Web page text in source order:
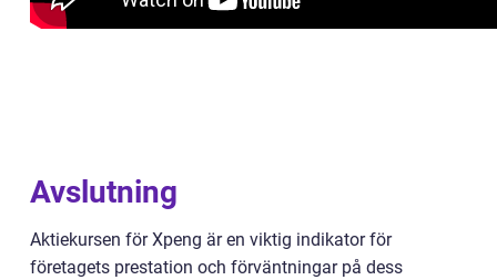
Avslutning
Aktiekursen för Xpeng är en viktig indikator för
företagets prestation och förväntningar på dess